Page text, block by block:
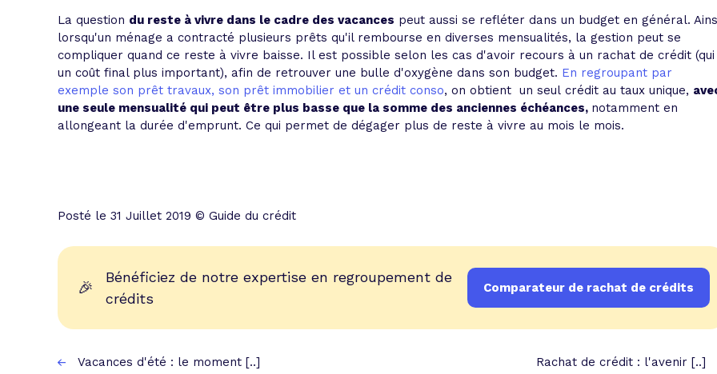
La question du reste à vivre dans le cadre des vacances peut aussi se refléter dans un budget en général.
lorsqu'un ménage a contracté plusieurs prêts qu'il rembourse en diverses mensualités, la gestion peut se
compliquer quand ce reste à vivre baisse. Il est possible selon les cas d'avoir recours à un rachat de crédit (qui
un coût final plus important), afin de retrouver une bulle d'oxygène dans son budget. En regroupant par
exemple son prêt travaux, son prêt immobilier et un crédit conso, on obtient un seul crédit au taux unique,
une seule mensualité qui peut être plus basse que la somme des anciennes échéances, notamment en
allongeant la durée d'emprunt. Ce qui permet de dégager plus de reste à vivre au mois le mois.
Posté le 31 Juillet 2019 © Guide du crédit
🎉
Bénéficiez de notre expertise en regroupement de
crédits
Comparateur de rachat de crédits
Vacances d'été : le moment [..] Rachat de crédit : l'avenir [..]